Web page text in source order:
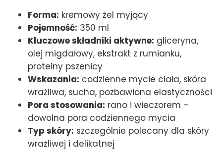
Forma: kremowy żel myjący
Pojemność: 350 ml
Kluczowe składniki aktywne: gliceryna,
olej migdałowy, ekstrakt z rumianku,
proteiny pszenicy
Wskazania: codzienne mycie ciała, skóra
wrażliwa, sucha, pozbawiona elastyczności
Pora stosowania: rano i wieczorem –
dowolna pora codziennego mycia
Typ skóry: szczególnie polecany dla skóry
wrażliwej i delikatnej